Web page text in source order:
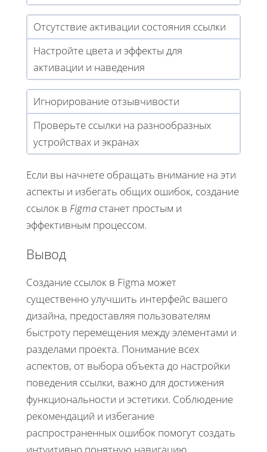
Отсутствие активации состояния ссылки
Настройте цвета и эффекты для
активации и наведения
Игнорирование отзывчивости
Проверьте ссылки на разнообразных
устройствах и экранах
Если вы начнете обращать внимание на эти
аспекты и избегать общих ошибок, создание
ссылок в Figma станет простым и
эффективным процессом.
Вывод
Создание ссылок в Figma может
существенно улучшить интерфейс вашего
дизайна, предоставляя пользователям
быстроту перемещения между элементами и
разделами проекта. Понимание всех
аспектов, от выбора объекта до настройки
поведения ссылки, важно для достижения
функциональности и эстетики. Соблюдение
рекомендаций и избегание
распространенных ошибок помогут создать
интуитивно понятную навигацию.